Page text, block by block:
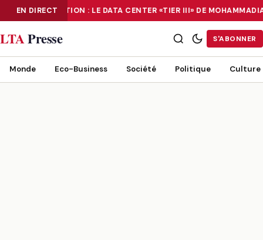
EN DIRECT
NUMÉRISATION : LE DATA CENTER «TIER III» DE
NUMÉRISATION : LE DATA CENTER «TIER III» DE MOHAMMADIA, UN
LTAPresse S'ABONNER
Monde Eco-Business Société Politique Culture